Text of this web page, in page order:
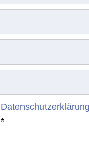
Datenschutzerklärung
*